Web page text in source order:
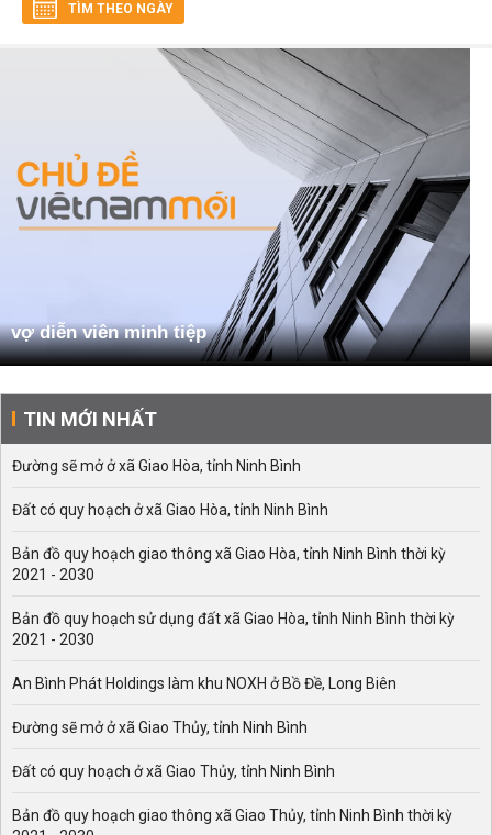
TÌM THEO NGÀY
vợ diễn viên minh tiệp
TIN MỚI NHẤT
Đường sẽ mở ở xã Giao Hòa, tỉnh Ninh Bình
Đất có quy hoạch ở xã Giao Hòa, tỉnh Ninh Bình
Bản đồ quy hoạch giao thông xã Giao Hòa, tỉnh Ninh Bình thời kỳ
2021 - 2030
Bản đồ quy hoạch sử dụng đất xã Giao Hòa, tỉnh Ninh Bình thời kỳ
2021 - 2030
An Bình Phát Holdings làm khu NOXH ở Bồ Đề, Long Biên
Đường sẽ mở ở xã Giao Thủy, tỉnh Ninh Bình
Đất có quy hoạch ở xã Giao Thủy, tỉnh Ninh Bình
Bản đồ quy hoạch giao thông xã Giao Thủy, tỉnh Ninh Bình thời kỳ